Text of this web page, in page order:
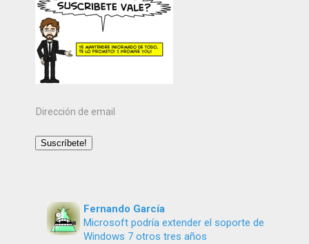
Dirección
email
Suscríbete!
Fernando García
Microsoft podría extender el soporte de
Windows 7 otros tres años